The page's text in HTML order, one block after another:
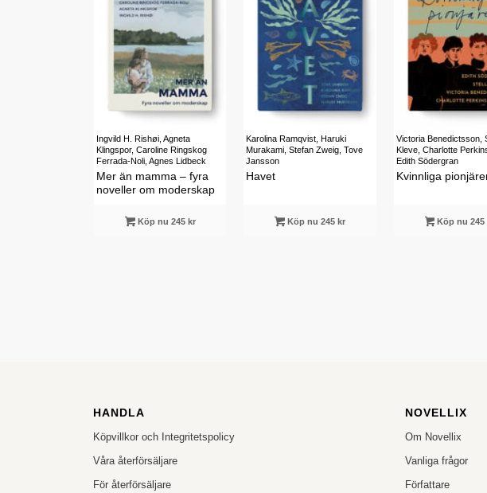
Ingvild H. Rishøi, Agneta
Klingspor, Caroline Ringskog
Ferrada-Noli, Agnes Lidbeck
Mer än mamma – fyra
noveller om moderskap
Köp nu 245 kr
Karolina Ramqvist, Haruki
Murakami, Stefan Zweig, Tove
Jansson
Havet
Köp nu 245 kr
Victoria Benedictsson,
Kleve, Charlotte
Edith Södergran
Kvinnliga
Köp nu 245
HANDLA
Köpvillkor och Integritetspolicy
Våra återförsäljare
För återförsäljare
NOVELLIX
Om Novellix
Vanliga frågor
Författare